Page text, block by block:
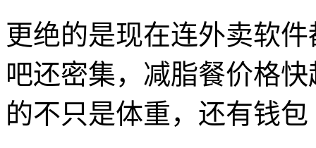
更绝的是现在连外卖软
吧还密集，减脂餐价格
的不只是体重，还有钱包